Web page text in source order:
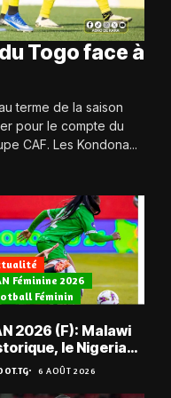
Togo face à
terme de la saison
pour le compte du
CAF. Les Kondona...
Féminine 2026
Féminin
2026 (F): Malawi
le Nigeria
la Zambie
6 AOÛT 2026